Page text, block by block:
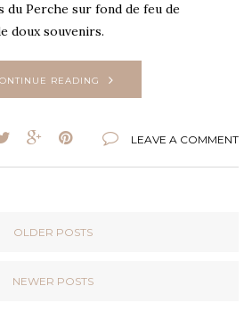
du Perche sur fond de feu de
doux souvenirs.
READING
LEAVE A COMMENT
OLDER POSTS
NEWER POSTS